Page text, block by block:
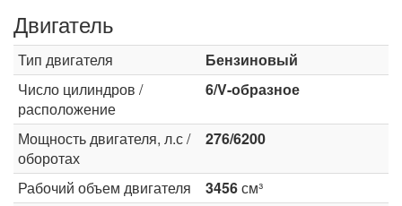
Двигатель
Тип двигателя
Бензиновый
Число цилиндров /
расположение
6/V-образное
Мощность двигателя, л.с /
оборотах
276/6200
Рабочий объем двигателя 3456см³